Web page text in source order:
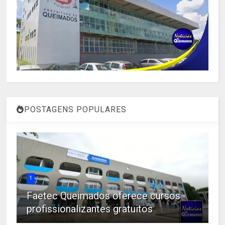
POSTAGENS POPULARES
1
Faetec Queimados oferece cursos
profissionalizantes gratuitos